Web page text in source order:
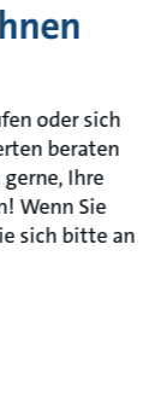
oder sich
beraten
Ihre
Wenn Sie
sich bitte an